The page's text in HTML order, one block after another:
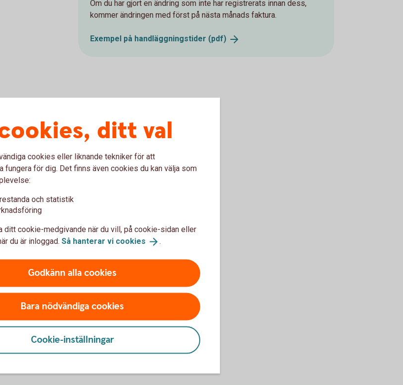
Om du har gjort en ändring som inte har registrerats innan dess,
kommer ändringen med först på nästa månads faktura.
Exempel på handläggningstider (pdf)
i en månatlig
oavsett om ditt företag valt
under en månad regleras
blir därför en god hjälp att hålla
kopia på fakturan visas under
företag.
att antingen ringa oss
att besöka ett av våra
i tid
Betalas inte premierna
samband med detta informeras
betalning sker efter andra
att gälla. Detta gäller
ditt val
cookies eller liknande tekniker för att
fungera för dig. Det finns även cookies du kan välja som
och statistik
ditt cookie-medgivande när du vill, på cookie-sidan eller
du är inloggad. Så hanterar vi cookies .
Godkänn alla cookies
Bara nödvändiga cookies
Cookie-inställningar